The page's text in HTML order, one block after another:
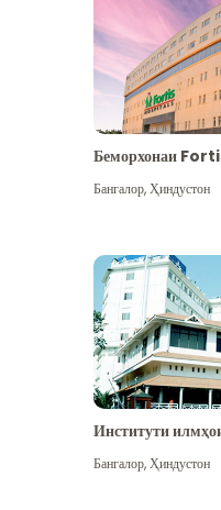
Беморхонаи
Бангалор,Ҳиндустон
Институти
Бангалор,Ҳиндустон